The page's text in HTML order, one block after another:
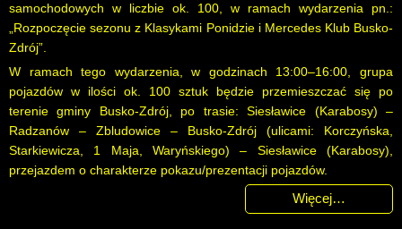
samochodowych w liczbie ok. 100, w ramach wydarzenia pn.:
„Rozpoczęcie sezonu z Klasykami Ponidzie i Mercedes Klub Busko-
Zdrój”.
W ramach tego wydarzenia, w godzinach 13:00–16:00, grupa
pojazdów w ilości ok. 100 sztuk będzie przemieszczać się po
terenie gminy Busko-Zdrój, po trasie: Siesławice (Karabosy) –
Radzanów – Zbludowice – Busko-Zdrój (ulicami: Korczyńska,
Starkiewicza, 1 Maja, Waryńskiego) – Siesławice (Karabosy),
przejazdem o charakterze pokazu/prezentacji pojazdów.
Więcej…